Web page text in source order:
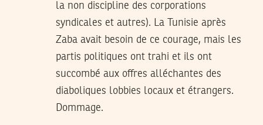
la non discipline des corporations
syndicales et autres). La Tunisie après
Zaba avait besoin de ce courage, mais les
partis politiques ont trahi et ils ont
succombé aux offres alléchantes des
diaboliques lobbies locaux et étrangers.
Dommage.